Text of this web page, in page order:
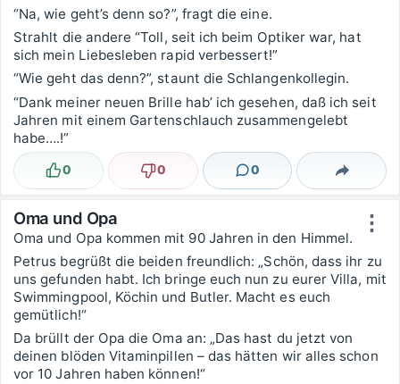
“Na, wie geht’s denn so?”, fragt die eine.
Strahlt die andere “Toll, seit ich beim Optiker war, hat
sich mein Liebesleben rapid verbessert!”
“Wie geht das denn?”, staunt die Schlangenkollegin.
“Dank meiner neuen Brille hab’ ich gesehen, daß ich seit
Jahren mit einem Gartenschlauch zusammengelebt
habe….!”
Lustig
0 Nicht lustig
0 0
Kommentare Teilen
⋮
Oma und Opa
Oma und Opa kommen mit 90 Jahren in den Himmel.
Petrus begrüßt die beiden freundlich: „Schön, dass ihr zu
uns gefunden habt. Ich bringe euch nun zu eurer Villa, mit
Swimmingpool, Köchin und Butler. Macht es euch
gemütlich!“
Da brüllt der Opa die Oma an: „Das hast du jetzt von
deinen blöden Vitaminpillen – das hätten wir alles schon
vor 10 Jahren haben können!“